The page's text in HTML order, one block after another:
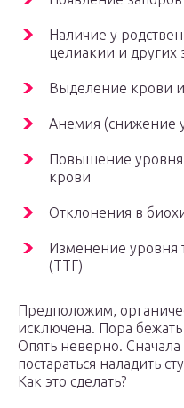
Наличие у
целиакии и
Выделение крови
Анемия (снижение
Повышение уровня
крови
Отклонения в
Изменение уровня
(ТТГ)
Предположим,
исключена. Пора
Опять неверно.
постараться наладить
Как это сделать?